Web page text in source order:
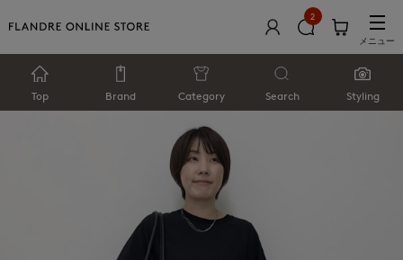
2
メニュー
Top Brand Category Search Styling